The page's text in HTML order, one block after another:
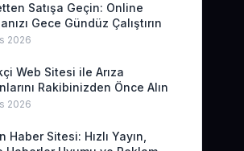
Satışa Geçin: Online
Gece Gündüz Çalıştırın
2026
Web Sitesi ile Arıza
Rakibinizden Önce Alın
2026
Haber Sitesi: Hızlı Yayın,